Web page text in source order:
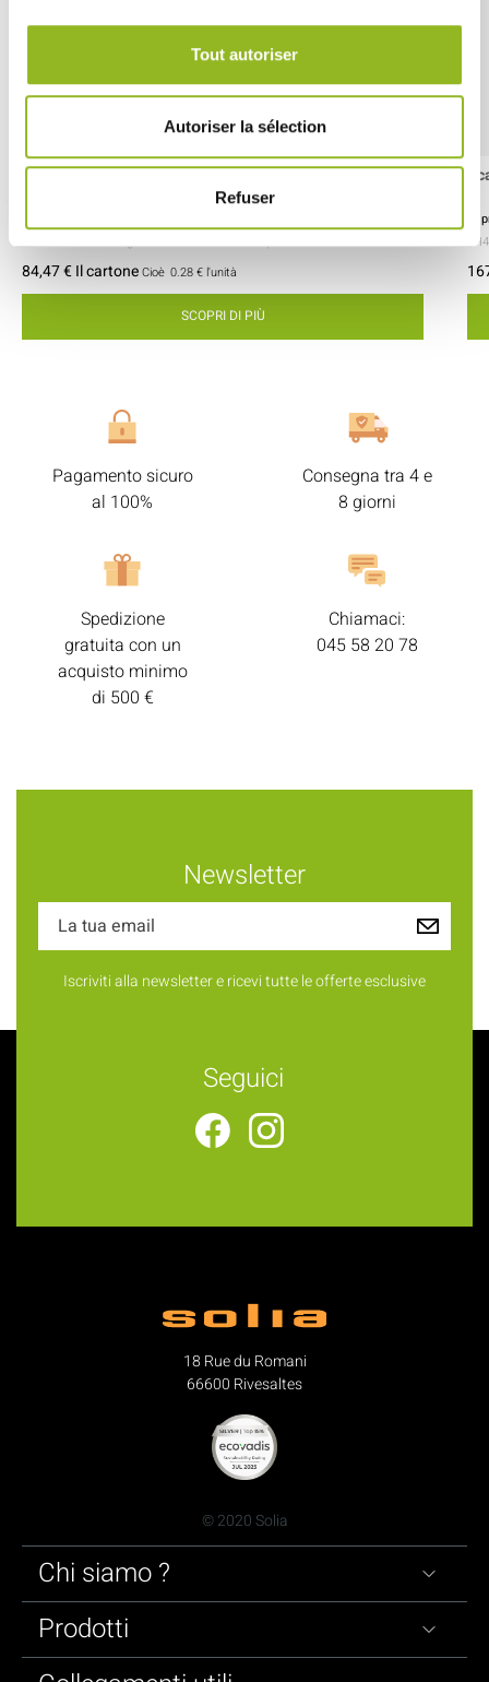
Tout autoriser
Autoriser la sélection
Refuser
Vaschetta quadrata alta con carta da forno da 65 ml
- 50x50x45 mm- Legno / carta da forno- 300 pezzi / cartone
84,47 € Il cartoneCioè 0.28 € l'unità
SCOPRI DI PIÙ
-
Pagamento sicuro
al 100%
Consegna tra 4 e
8 giorni
Spedizione
gratuita con un
acquisto minimo
di 500 €
Chiamaci:
045 58 20 78
Newsletter
Iscriviti alla newsletter e ricevi tutte le offerte esclusive
Seguici
18 Rue du Romani
66600 Rivesaltes
© 2020 Solia
Chi siamo ?
Prodotti